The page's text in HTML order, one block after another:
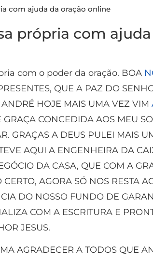
com ajuda da oração online
própria com
com o poder da oração. BOA
QUE A PAZ DO
HOJE MAIS UMA VEZ VIM
CONCEDIDA AOS MEU
GRAÇAS A DEUS PULEI MAIS
AQUI A ENGENHEIRA DA
DA CASA, QUE COM A
AGORA SÓ NOS RESTA
DO NOSSO FUNDO DE
COM A ESCRITURA E
JESUS.
AGRADECER A TODOS QUE